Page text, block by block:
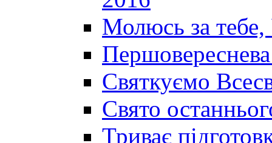
Молюсь за тебе,
Святкуємо
Свято
Триває